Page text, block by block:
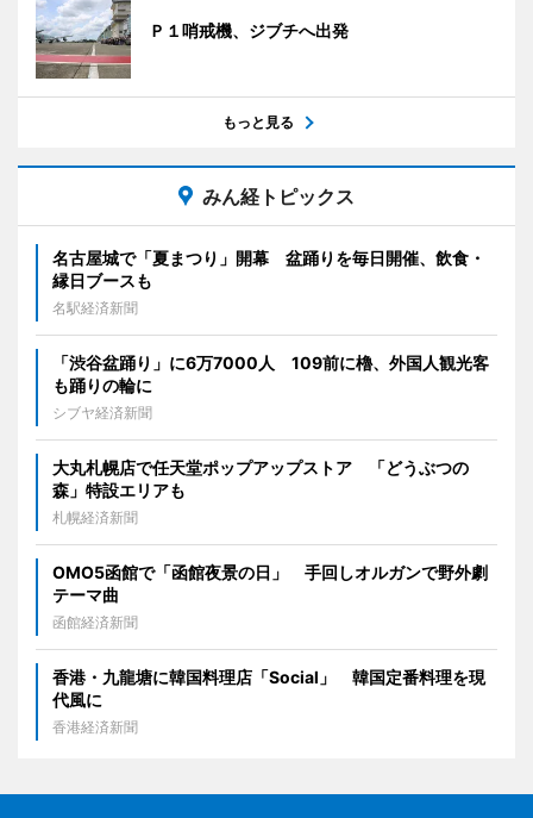
Ｐ１哨戒機、ジブチへ出発
もっと見る
みん経トピックス
名古屋城で「夏まつり」開幕 盆踊りを毎日開催、飲食・
縁日ブースも
名駅経済新聞
「渋谷盆踊り」に6万7000人 109前に櫓、外国人観光客
も踊りの輪に
シブヤ経済新聞
大丸札幌店で任天堂ポップアップストア 「どうぶつの
森」特設エリアも
札幌経済新聞
OMO5函館で「函館夜景の日」 手回しオルガンで野外劇
テーマ曲
函館経済新聞
香港・九龍塘に韓国料理店「Social」 韓国定番料理を現
代風に
香港経済新聞